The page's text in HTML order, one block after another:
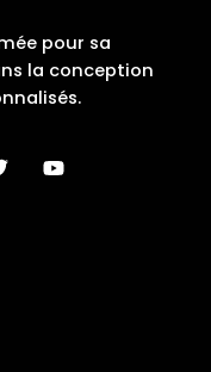
pour sa
la conception